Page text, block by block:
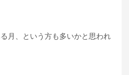
月、という方も多いかと思われ